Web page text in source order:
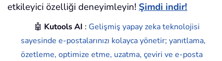
etkileyici özelliği deneyimleyin! Şimdi indir!
🤖 Kutools AI : Gelişmiş yapay zeka teknolojisi
sayesinde e-postalarınızı kolayca yönetir; yanıtlama,
özetleme, optimize etme, uzatma, çeviri ve e-posta